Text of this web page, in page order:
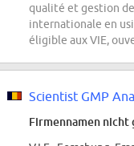
qualité et gestion
internationale en
éligible aux VIE,
Scientist GMP
Firmennamen nicht